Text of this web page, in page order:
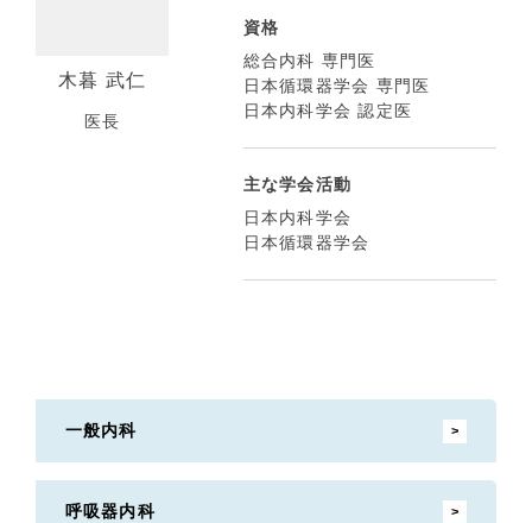
木暮 武仁
医長
資格
総合内科 専門医
日本循環器学会 専門医
日本内科学会 認定医
主な学会活動
日本内科学会
日本循環器学会
一般内科
呼吸器内科